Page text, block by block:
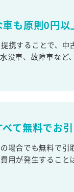
も原則0円以
携することで、
没車、故障車な
て無料でお
場合でも無料で
用が発生すること